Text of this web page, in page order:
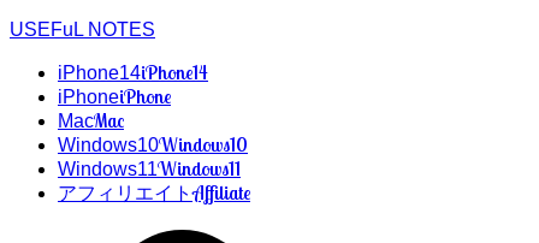
USEFuL NOTES
iPhone14iPhone14
iPhoneiPhone
MacMac
Windows10Windows10
Windows11Windows11
アフィリエイトAffiliate